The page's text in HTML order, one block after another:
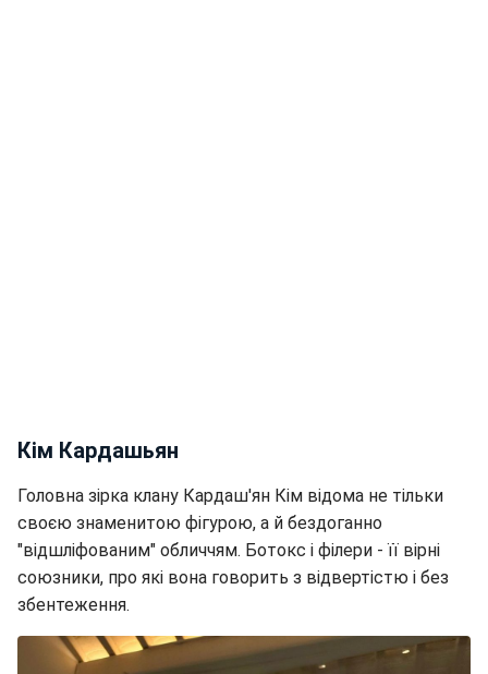
Кім Кардашьян
Головна зірка клану Кардаш'ян Кім відома не тільки
своєю знаменитою фігурою, а й бездоганно
"відшліфованим" обличчям. Ботокс і філери - її вірні
союзники, про які вона говорить з відвертістю і без
збентеження.